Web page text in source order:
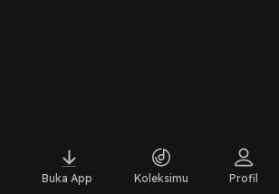
Buka App Koleksimu Profil